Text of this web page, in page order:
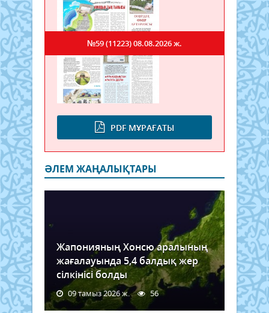
PDF МҰРАҒАТЫ
№59 (11223)08.08.2026 ж.
ӘЛЕМ ЖАҢАЛЫҚТАРЫ
Жапонияның Хонсю аралының
жағалауында 5,4 балдық жер
сілкінісі болды
09 тамыз 2026 ж. 56